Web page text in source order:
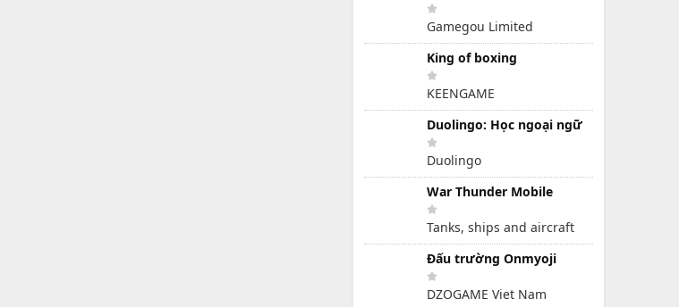
Gamegou Limited
King of boxing
KEENGAME
Duolingo: Học ngoại ngữ
Duolingo
War Thunder Mobile
Tanks, ships and aircraft
Đấu trường Onmyoji
DZOGAME Viet Nam